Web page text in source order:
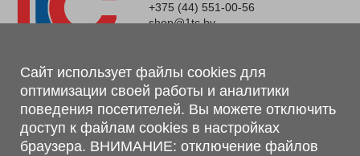
+375 (44) 551-00-56
shop@1tc.by
Магазин, склад
г. Минск, Минский р-н, п. Привольный, ул. Мира, 20А,
223062
г. Брест, ул. Лейтенанта Рябцева, 108 В, 224701
Сайт использует файлы cookies для
оптимизации своей работы и аналитики
поведения посетителей. Вы можете отключить
доступ к файлам cookies в настройках
браузера. ВНИМАНИЕ: отключение файлов